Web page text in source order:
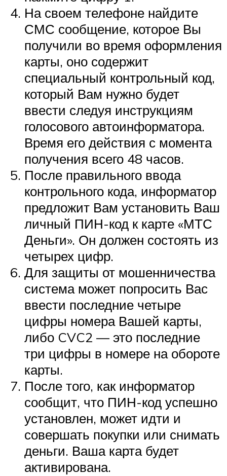
На своем телефоне найдите
СМС сообщение, которое Вы
получили во время оформления
карты, оно содержит
специальный контрольный код,
который Вам нужно будет
ввести следуя инструкциям
голосового автоинформатора.
Время его действия с момента
получения всего 48 часов.
После правильного ввода
контрольного кода, информатор
предложит Вам установить Ваш
личный ПИН-код к карте «МТС
Деньги». Он должен состоять из
четырех цифр.
Для защиты от мошенничества
система может попросить Вас
ввести последние четыре
цифры номера Вашей карты,
либо CVC2 — это последние
три цифры в номере на обороте
карты.
После того, как информатор
сообщит, что ПИН-код успешно
установлен, может идти и
совершать покупки или снимать
деньги. Ваша карта будет
активирована.